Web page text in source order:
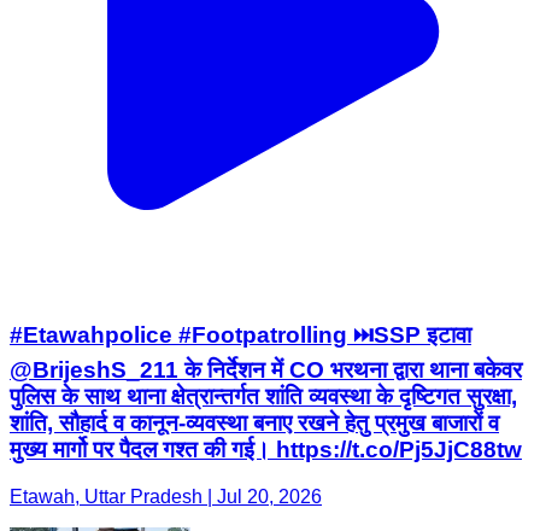
#Etawahpolice #Footpatrolling ⏭️SSP इटावा
@BrijeshS_211 के निर्देशन में CO भरथना द्वारा थाना बकेवर
पुलिस के साथ थाना क्षेत्रान्तर्गत शांति व्यवस्था के दृष्टिगत सुरक्षा,
शांति, सौहार्द व कानून-व्यवस्था बनाए रखने हेतु प्रमुख बाजारों व
मुख्य मार्गो पर पैदल गश्त की गई। https://t.co/Pj5JjC88tw
Etawah, Uttar Pradesh | Jul 20, 2026